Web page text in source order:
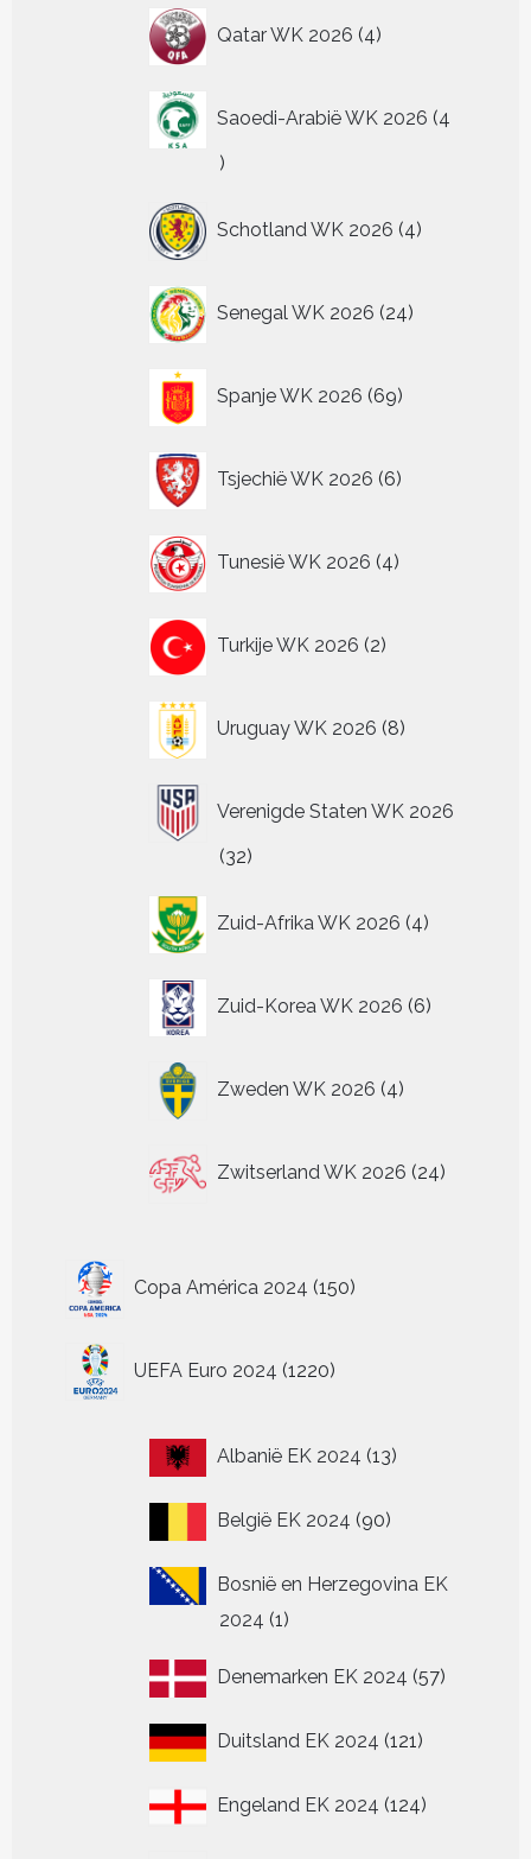
Qatar WK 2026 4
producten
Saoedi-Arabië WK 2026 4
4
Schotland WK 2026 4
producten
Senegal WK 2026 24
producten
Spanje WK 2026 69
producten
Tsjechië WK 2026 6
producten
Tunesië WK 2026 4
producten
Turkije WK 2026 2
producten
Uruguay WK 2026 8
producten
Verenigde Staten WK 2026
3232
Zuid-Afrika WK 2026 4
producten
Zuid-Korea WK 2026 6
producten
Zweden WK 2026 4
producten
Zwitserland WK 2026 24
producten
Copa América 2024 150
producten
UEFA Euro 2024 1220
producten
Albanië EK 2024 1313
België EK 2024 9090
Bosnië en Herzegovina EK
2024 11
Denemarken EK 2024 5757
Duitsland EK 2024 121121
Engeland EK 2024 124124